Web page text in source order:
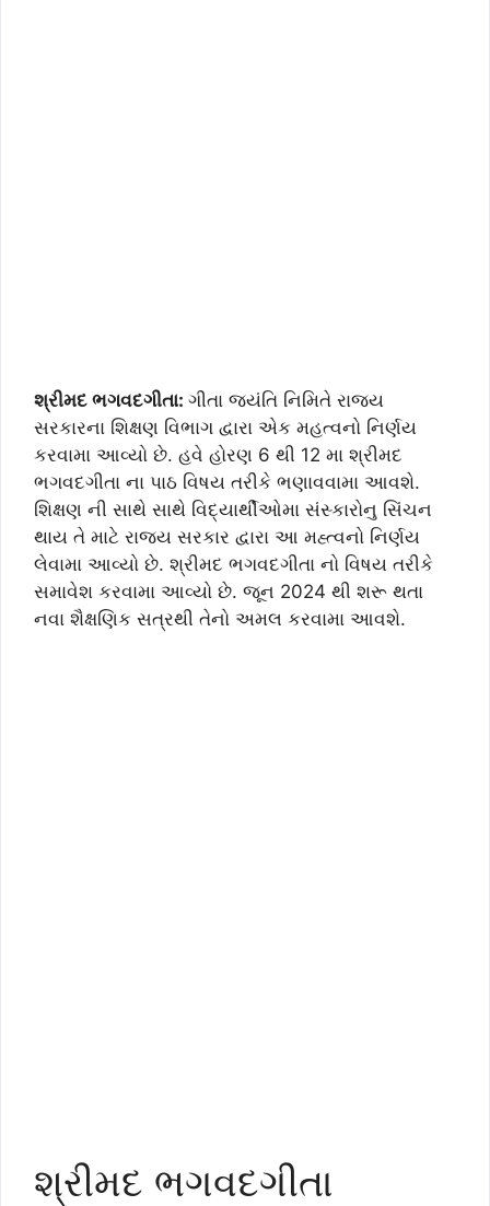
શ્રીમદ ભગવદગીતા: ગીતા જયંતિ નિમિતે રાજય
સરકારના શિક્ષણ વિભાગ દ્વારા એક મહત્વનો નિર્ણય
કરવામા આવ્યો છે. હવે હોરણ 6 થી 12 મા શ્રીમદ
ભગવદગીતા ના પાઠ વિષય તરીકે ભણાવવામા આવશે.
શિક્ષણ ની સાથે સાથે વિદ્યાર્થીઓમા સંસ્કારોનુ સિંચન
થાય તે માટે રાજય સરકાર દ્વારા આ મહ્ત્વનો નિર્ણય
લેવામા આવ્યો છે. શ્રીમદ ભગવદગીતા નો વિષય તરીકે
સમાવેશ કરવામા આવ્યો છે. જૂન 2024 થી શરૂ થતા
નવા શૈક્ષણિક સત્રથી તેનો અમલ કરવામા આવશે.
શ્રીમદ ભગવદગીતા